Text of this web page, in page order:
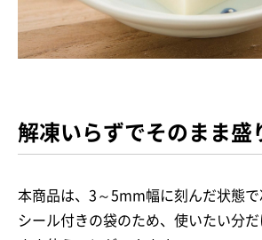
解凍いらずでそのまま盛
本商品は、3～5mm幅に刻んだ状態
シール付きの袋のため、使いたい分